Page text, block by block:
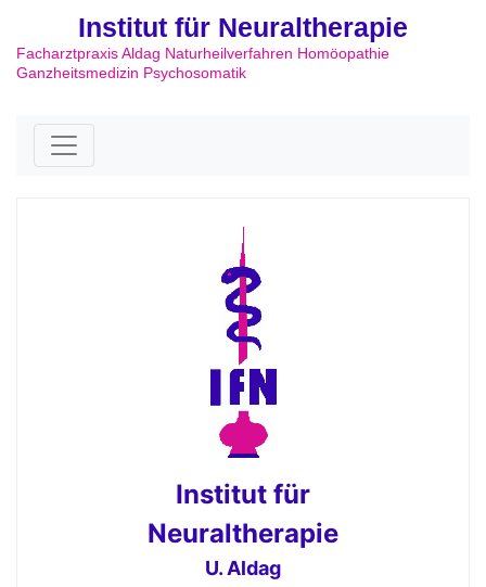
Institut für Neuraltherapie
Facharztpraxis Aldag Naturheilverfahren Homöopathie
Ganzheitsmedizin Psychosomatik
Institut für
Neuraltherapie
U. Aldag